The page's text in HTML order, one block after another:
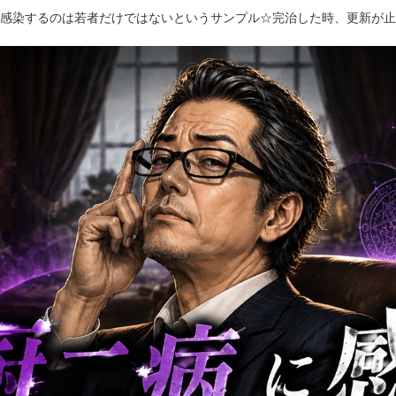
染するのは若者だけではないというサンプル☆完治した時、更新が